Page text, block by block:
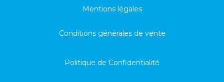
Mentions légales
Conditions générales de vente
Politique de Confidentialité